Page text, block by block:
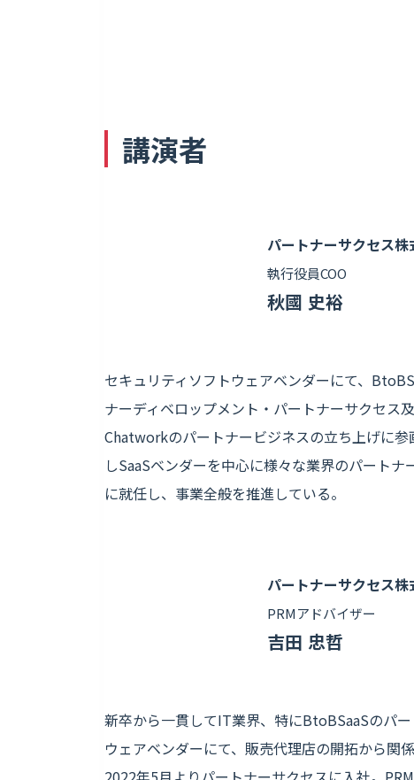
講演者
パートナーサクセス株
執行役員COO
秋國 史裕
セキュリティソフトウェアベンダーにて、
ナーディベロップメント・パートナーサクセス
Chatworkのパートナービジネスの立ち上げに
しSaaSベンダーを中心に様々な業界のパート
に就任し、事業全般を推進している。
パートナーサクセス株
PRMアドバイザー
吉田 忠哲
新卒から一貫してIT業界、特にBtoBSaaSのパ
ウェアベンダーにて、販売代理店の開拓から関